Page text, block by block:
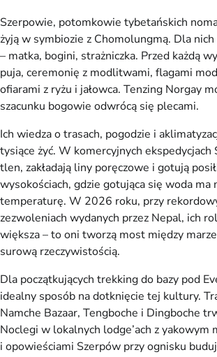
Szerpowie, potomkowie tybetańskich
żyją w symbiozie z Chomolungmą. Dla
– matka, bogini, strażniczka. Przed każdą
puja, ceremonię z modlitwami, flagami
ofiarami z ryżu i jałowca. Tenzing Norgay
szacunku bogowie odwrócą się plecami.
Ich wiedza o trasach, pogodzie i
tysiące żyć. W komercyjnych ekspedycjach
tlen, zakładają liny poręczowe i gotują
wysokościach, gdzie gotująca się woda ma
temperaturę. W 2026 roku, przy
zezwoleniach wydanych przez Nepal, ich
większa – to oni tworzą most między
surową rzeczywistością.
Dla początkujących trekking do bazy pod
idealny sposób na dotknięcie tej kultury.
Namche Bazaar, Tengboche i Dingboche
Noclegi w lokalnych lodge’ach z yakowym
i opowieściami Szerpów przy ognisku